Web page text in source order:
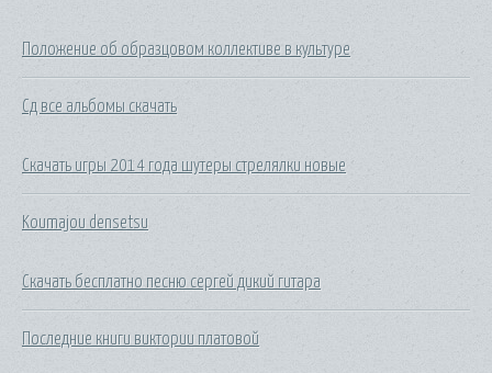
Положение об образцовом коллективе в культуре
Сд все альбомы скачать
Скачать игры 2014 года шутеры стрелялки новые
Koumajou densetsu
Скачать бесплатно песню сергей дикий гитара
Последние книги виктории платовой